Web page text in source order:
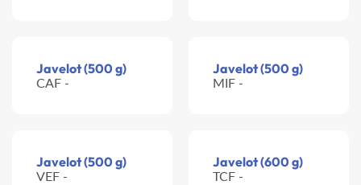
Javelot (500 g)
CAF -
Javelot (500 g)
MIF -
Javelot (500 g)
VEF -
Javelot (600 g)
TCF -